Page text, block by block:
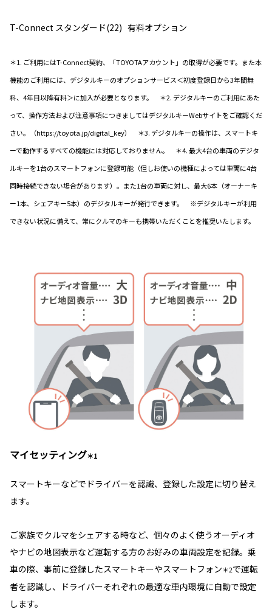
T-Connect スタンダード(22) 有料オプション
＊1. ご利用にはT-Connect契約、「TOYOTAアカウント」の取得が必要です。また本
機能のご利用には、デジタルキーのオプションサービス＜初度登録日から3年間無
料、4年目以降有料＞に加入が必要となります。 ＊2. デジタルキーのご利用にあた
って、操作方法および注意事項につきましてはデジタルキーWebサイトをご確認くだ
さい。（https://toyota.jp/digital_key） ＊3. デジタルキーの操作は、スマートキ
ーで動作するすべての機能には対応しておりません。 ＊4. 最大4台の車両のデジタ
ルキーを1台のスマートフォンに登録可能（但しお使いの機種によっては車両に4台
同時接続できない場合があります）。また1台の車両に対し、最大6本（オーナーキ
ー1本、シェアキー5本）のデジタルキーが発行できます。 ※デジタルキーが利用
できない状況に備えて、常にクルマのキーも携帯いただくことを推奨いたします。
マイセッティング＊1
スマートキーなどでドライバーを認識、登録した設定に切り替え
ます。
ご家族でクルマをシェアする時など、個々のよく使うオーディオ
やナビの地図表示など運転する方のお好みの車両設定を記録。乗
車の際、事前に登録したスマートキーやスマートフォン＊2で運転
者を認識し、ドライバーそれぞれの最適な車内環境に自動で設定
します。